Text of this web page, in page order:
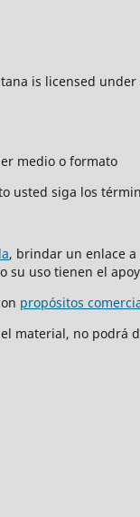
is licensed under
medio o formato
usted siga los
, brindar un enlace a
su uso tienen el
propósitos
material, no podrá